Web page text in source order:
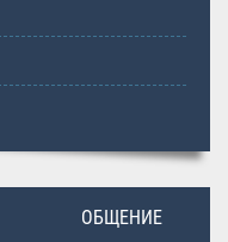
ОБЩЕНИЕ